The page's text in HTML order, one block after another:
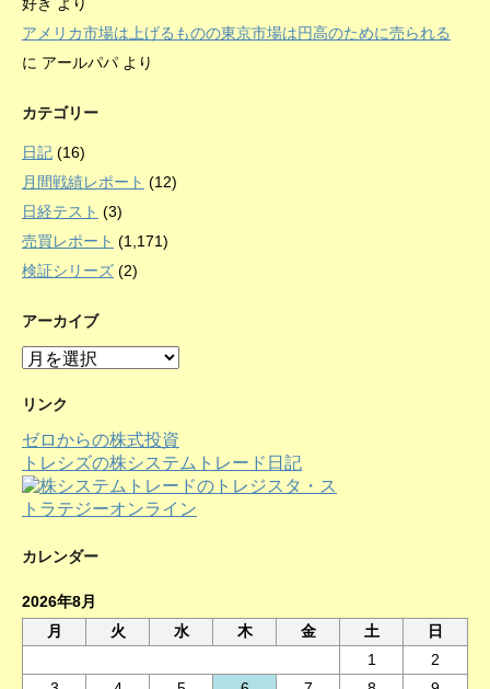
好き より
アメリカ市場は上げるものの東京市場は円高のために売られる
に アールパパ より
カテゴリー
日記 (16)
月間戦績レポート (12)
日経テスト (3)
売買レポート (1,171)
検証シリーズ (2)
アーカイブ
ア
カ
ブ
リンク
ゼロからの株式投資
トレシズの株システムトレード日記
カレンダー
2026年8月
月
火 水 木 金 土
日
1
2